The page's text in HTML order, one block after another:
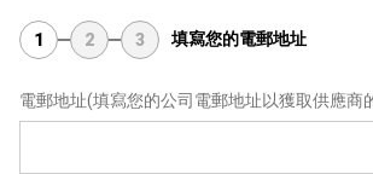
1 2 3 填寫您的電郵地址
電郵地址(填寫您的公司電郵地址以獲取供應商